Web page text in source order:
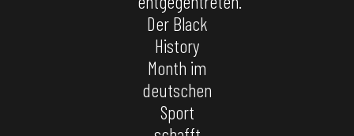
Der Black
History
Month im
deutschen
Sport